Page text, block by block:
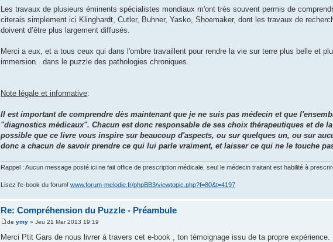
Les travaux de plusieurs éminents spécialistes mondiaux m'ont très souvent permis de
citerais simplement ici Klinghardt, Cutler, Buhner, Yasko, Shoemaker, dont les travaux de
doivent d’être plus largement diffusés.
Merci a eux, et a tous ceux qui dans l'ombre travaillent pour rendre la vie sur terre plus belle et
immersion...dans le puzzle des pathologies chroniques.
Note légale et informative:
Il est important de comprendre dès maintenant que je ne suis pas médecin et que
"diagnostics médicaux". Chacun est donc responsable de ses choix thérapeutiques et
possible que ce livre vous inspire sur beaucoup d'aspects, ou sur quelques un, ou sur
donc a chacun de savoir prendre ce qui lui parle vraiment, et laisser ce qui ne le touche
Rappel : Aucun message posté ici ne fait office de prescription médicale, seul le médecin traitant est habilité à
Lisez l'e-book du forum!www.forum-melodie.fr/phpBB3/viewtopic.php?f=80&t=4197
Re: Compréhension du Puzzle - Préambule
deymy » Jeu 21 Mar 2013 19:19
Merci Ptit Gars de nous livrer à travers cet e-book , ton témoignage issu de ta propre expérience.